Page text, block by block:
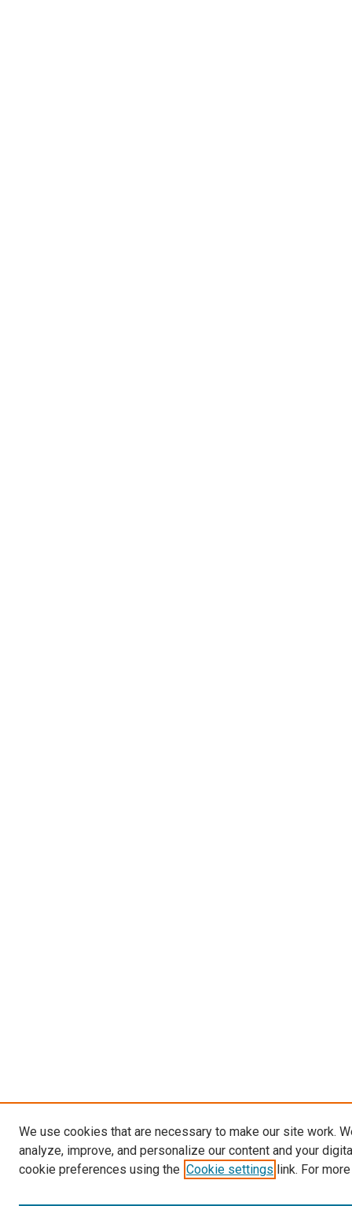
We use cookies that are necessary to make our site work.
analyze, improve, and personalize our content and your
cookie preferences using the Cookie settings link. For